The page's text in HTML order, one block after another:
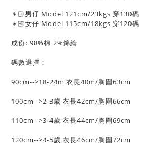
👦🏻男仔 Model 121cm/23kgs 穿130碼
👧🏻女仔 Model 115cm/18kgs 穿120碼
成份: 98%棉 2%錦綸
碼數選擇：
90cm-->18-24m 衣長40m/胸圍63cm
100cm-->2-3歲 衣長42cm/胸圍66cm
110cm-->3-4歲 衣長44cm/胸圍69cm
120cm-->4-5歲 衣長46cm/胸圍72cm